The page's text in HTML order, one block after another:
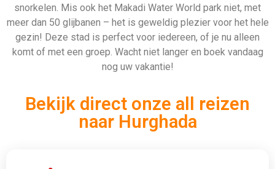
Bekijken
912 Aanbiedingen